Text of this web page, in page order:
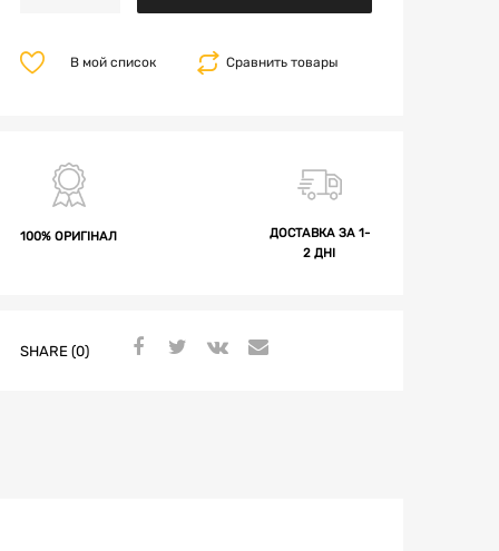
Сравнить товары
В мой список
100% ОРИГІНАЛ
ДОСТАВКА ЗА 1-
2 ДНІ
SHARE (0)